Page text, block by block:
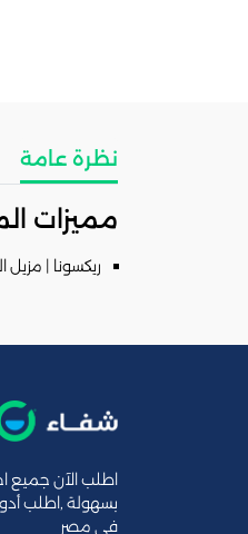
نظرة عامة
مميزات
ريكسونا | مزيل
اطلب الآن جميع
بسهولة ,اطلب
فى مصر